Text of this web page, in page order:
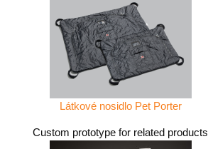
Látkové nosidlo Pet Porter
Custom prototype for related products